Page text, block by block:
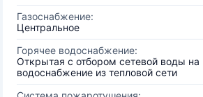
Газоснабжение:
Центральное
Горячее водоснабжение:
Открытая с отбором сетевой воды на
водоснабжение из тепловой сети